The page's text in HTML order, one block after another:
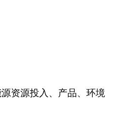
资源投入、产品、环境